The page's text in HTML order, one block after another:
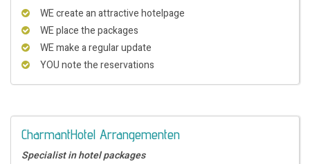
WE create an attractive hotelpage
WE place the packages
WE make a regular update
YOU note the reservations
CharmantHotel Arrangementen
Specialist in hotel packages